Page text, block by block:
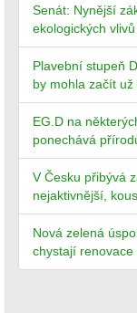
Senát: Nynější
ekologických vlivů
Plavební stupeň
by mohla začít
EG.D na
ponechává
V Česku přibývá
nejaktivnější,
Nová zelená
chystají